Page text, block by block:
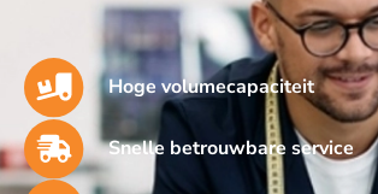
Hoge volumecapaciteit
Snelle betrouwbare service